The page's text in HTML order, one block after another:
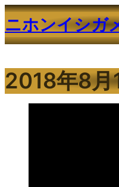
内
容
を
キ
ッ
ニホンイシガ
2018年8月